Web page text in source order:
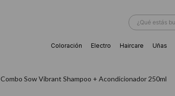
¿Qué estás
Coloración Electro Haircare Uñas
Combo Sow Vibrant Shampoo + Acondicionador 250ml